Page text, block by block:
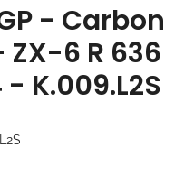
- Carbon
ZX-6 R 636
K.009.L2S